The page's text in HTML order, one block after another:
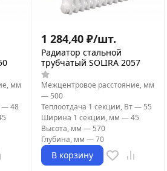
мм
—48
1 284,40 ₽/шт.
Радиатор стальной
трубчатый SOLIRA 2057
Межцентровое расстояние, мм
— 500
Теплоотдача 1 секции, Вт— 55
Ширина 1 секции, мм —45
Высота, мм — 570
Глубина, мм —70
В корзину